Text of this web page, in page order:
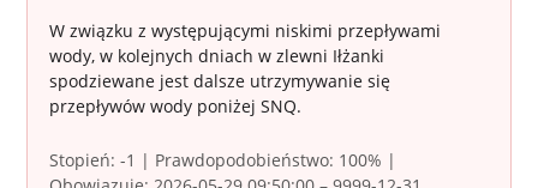
W związku z występującymi niskimi przepływami
wody, w kolejnych dniach w zlewni Iłżanki
spodziewane jest dalsze utrzymywanie się
przepływów wody poniżej SNQ.
Stopień: -1 | Prawdopodobieństwo: 100% |